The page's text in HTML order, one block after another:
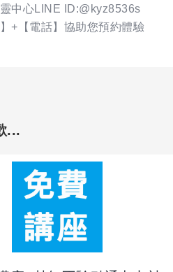
中心LINE ID:@kyz8536s
+【電話】協助您預約體驗
...